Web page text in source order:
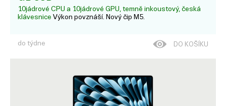
10jádrové CPU a 10jádrové GPU, temně inkoustový, česká
klávesnice Výkon povznáší. Nový čip M5.
do týdne DO KOŠÍKU